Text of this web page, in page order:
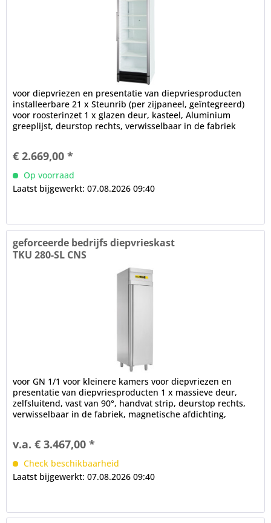
voor diepvriezen en presentatie van diepvriesproducten
installeerbare 21 x Steunrib (per zijpaneel, geïntegreerd)
voor roosterinzet 1 x glazen deur, kasteel, Aluminium
greeplijst, deurstop rechts, verwisselbaar in de fabriek
€ 2.669,00 *
Op voorraad
Laatst bijgewerkt: 07.08.2026 09:40
geforceerde bedrijfs diepvrieskast
TKU 280-SL CNS
voor GN 1/1 voor kleinere kamers voor diepvriezen en
presentatie van diepvriesproducten 1 x massieve deur,
zelfsluitend, vast van 90°, handvat strip, deurstop rechts,
verwisselbaar in de fabriek, magnetische afdichting,
v.a. € 3.467,00 *
Check beschikbaarheid
Laatst bijgewerkt: 07.08.2026 09:40